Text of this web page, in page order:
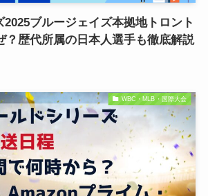
2025ブルージェイズ本拠地トロント
？歴代所属の日本人選手も徹底解説
WBC・MLB・国際大会